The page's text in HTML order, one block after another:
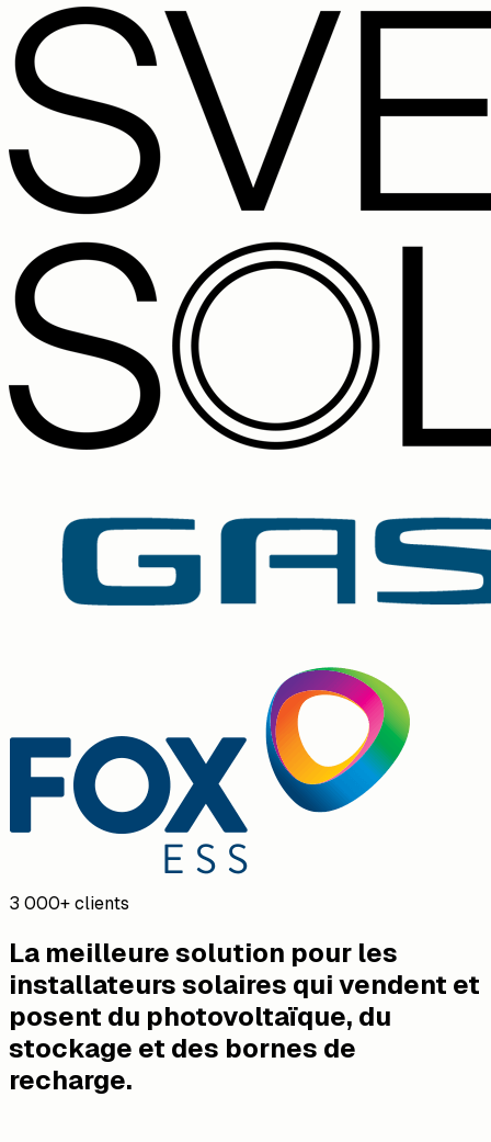
3 000+ clients
La meilleure solution pour les
installateurs solaires qui vendent et
posent du photovoltaïque, du
stockage et des bornes de
recharge.